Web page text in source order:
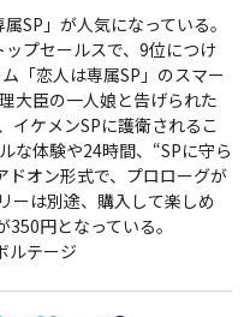
SP」が人気になっている。
プセールスで、9位につけ
「恋人は専属SP」のスマー
大臣の一人娘と告げられた
イケメンSPに護衛されるこ
な体験や24時間、“SPに守ら
ドオン形式で、プロローグが
ーは別途、購入して楽しめ
350円となっている。
ルテージ